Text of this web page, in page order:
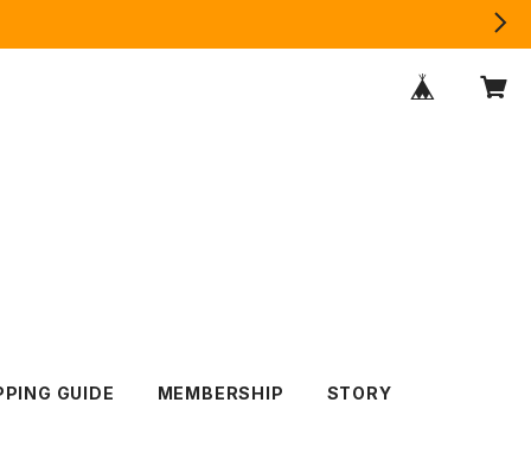
GUIDE MEMBERSHIP STORY